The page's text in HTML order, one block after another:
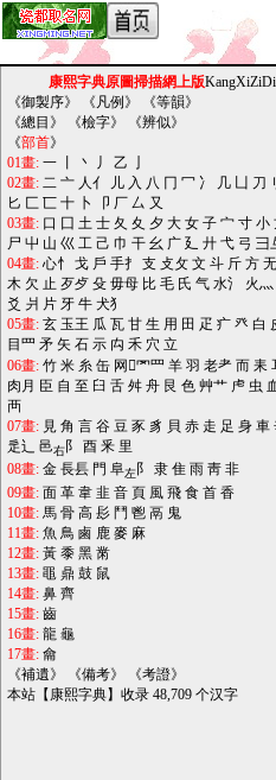
康熙字典原圖掃描網上版
《御製序》 《凡例 》 《等韻》
《總目 》 《檢字》 《辨似》
《部首》
01畫: 一 丶 丿 乙
02畫: 二 亠 人亻 儿 入 八 冂 冖 冫 几 凵 刀刂
匕 匚 匸 十 卜 卩 厂 厶 又
03畫: 口 囗 土 士 夂 夊 夕 大 女 子 宀 寸 小
尸 屮 山 巛 工 己 巾 干 幺 广 廴 廾 弋 弓 彐
04畫: 心忄 戈 戶 手扌 支 攴攵 文 斗 斤 方 无
木 欠 止 歹歺 殳 毋母 比 毛 氏 气 水氵 火灬
爻 爿 片 牙 牛 犬犭
05畫: 玄 玉王 瓜 瓦 甘 生 用 田 疋 疒 癶 白
目罒 矛 矢 石 示 禸 禾 穴 立
06畫: 竹 米 糸 缶 网罓罒 羊 羽 老耂 而 耒
肉月 臣 自 至 臼 舌 舛 舟 艮 色 艸艹 虍 虫
襾
07畫: 見 角 言 谷 豆 豕 豸 貝 赤 走 足 身 車
辵辶
邑右阝 酉 釆 里
08畫: 金 長镸 門 阜左阝 隶 隹 雨 靑 非
09畫: 面 革 韋 韭 音 頁 風 飛 食 首 香
10畫: 馬 骨 高 髟 鬥 鬯 鬲 鬼
11畫: 魚 鳥 鹵 鹿 麥 麻
12畫: 黃 黍 黑 黹
13畫: 黽 鼎 鼓 鼠
14畫: 鼻 齊
15畫: 齒
16畫: 龍 龜
17畫: 龠
《補遺》 《備考》 《考證》
本站【康熙字典】收录 48,709 个汉字